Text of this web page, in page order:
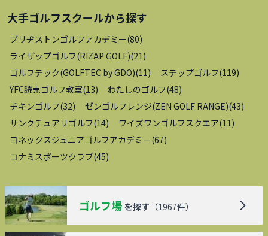
大手ゴルフスクールから探す
ブリヂストンゴルフアカデミー(80)
ライザップゴルフ(RIZAP GOLF)(21 )
ゴルフテック(GOLFTEC by GDO)(11 ) ステップゴルフ(119)
YFC読売ゴルフ教室(13) わたしのゴルフ(48)
チキンゴルフ(32) ゼンゴルフレンジ(ZEN GOLF RANGE)(43)
サンクチュアリゴルフ(14) ワイズワンゴルフスクエア(11 )
ヨネックスジュニアゴルフアカデミー(67)
コナミスポーツクラブ(45)
ゴルフ場 を探す （1967件）